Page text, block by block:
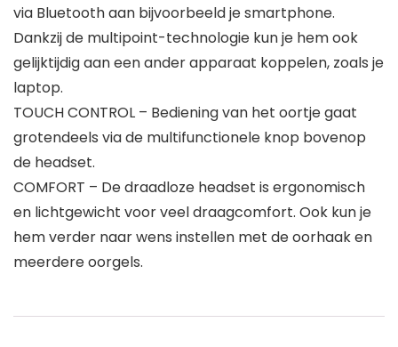
via Bluetooth aan bijvoorbeeld je smartphone.
Dankzij de multipoint-technologie kun je hem ook
gelijktijdig aan een ander apparaat koppelen, zoals je
laptop.
TOUCH CONTROL – Bediening van het oortje gaat
grotendeels via de multifunctionele knop bovenop
de headset.
COMFORT – De draadloze headset is ergonomisch
en lichtgewicht voor veel draagcomfort. Ook kun je
hem verder naar wens instellen met de oorhaak en
meerdere oorgels.